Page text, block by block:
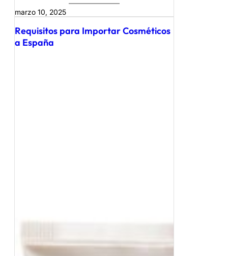
marzo 10, 2025
Requisitos para Importar Cosméticos
a España